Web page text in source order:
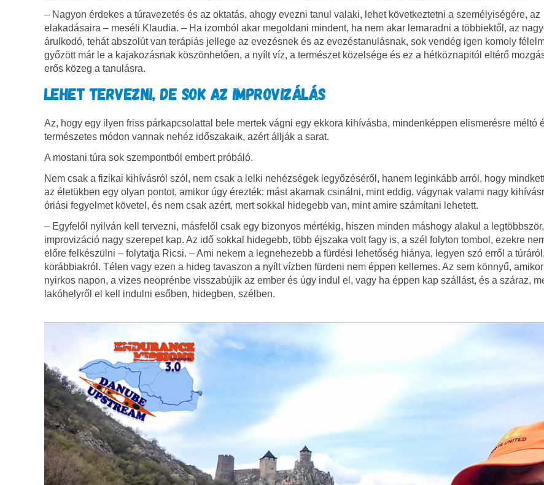
– Nagyon érdekes a túravezetés és az oktatás, ahogy evezni tanul valaki, lehet következtetni a személyiségére, az
elakadásaira – meséli Klaudia. – Ha izomból akar megoldani mindent, ha nem akar lemaradni a többiektől, az
árulkodó, tehát abszolút van terápiás jellege az evezésnek és az evezéstanulásnak, sok vendég igen komoly
győzött már le a kajakozásnak köszönhetően, a nyílt víz, a természet közelsége és ez a hétköznapitól eltérő
erős közeg a tanulásra.
LEHET TERVEZNI, DE SOK AZ IMPROVIZÁLÁS
Az, hogy egy ilyen friss párkapcsolattal bele mertek vágni egy ekkora kihívásba, mindenképpen elismerésre méltó
természetes módon vannak nehéz időszakaik, azért állják a sarat.
A mostani túra sok szempontból embert próbáló.
Nem csak a fizikai kihívásról szól, nem csak a lelki nehézségek legyőzéséről, hanem leginkább arról, hogy
az életükben egy olyan pontot, amikor úgy érezték: mást akarnak csinálni, mint eddig, vágynak valami nagy
óriási fegyelmet követel, és nem csak azért, mert sokkal hidegebb van, mint amire számítani lehetett.
– Egyfelől nyilván kell tervezni, másfelől csak egy bizonyos mértékig, hiszen minden máshogy alakul a
improvizáció nagy szerepet kap. Az idő sokkal hidegebb, több éjszaka volt fagy is, a szél folyton tombol, ezekre
előre felkészülni – folytatja Ricsi. – Ami nekem a legnehezebb a fürdési lehetőség hiánya, legyen szó erről a
korábbiakról. Télen vagy ezen a hideg tavaszon a nyílt vízben fürdeni nem éppen kellemes. Az sem könnyű,
nyirkos napon, a vizes neoprénbe visszabújik az ember és úgy indul el, vagy ha éppen kap szállást, és a száraz,
lakóhelyről el kell indulni esőben, hidegben, szélben.